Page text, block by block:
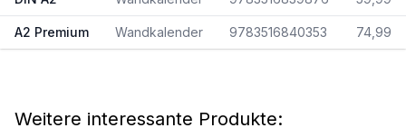
A2 Premium Wandkalender 9783516840353 74,99
Weitere interessante Produkte: